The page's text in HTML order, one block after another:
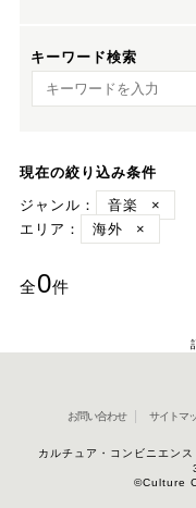
キーワード検索
キーワード検索
現在の絞り込み条件
ジャンル：
音楽
×
エリア：
海外 ×
全0件
お問い合わせ サイトマ
カルチュア・コンビニエン
©Culture